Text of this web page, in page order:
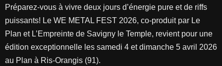
Préparez-vous à vivre deux jours d’énergie pure et de riffs
puissants! Le WE METAL FEST 2026, co-produit par Le
Plan et L’Empreinte de Savigny le Temple, revient pour une
édition exceptionnelle les samedi 4 et dimanche 5 avril 2026
au Plan à Ris-Orangis (91).